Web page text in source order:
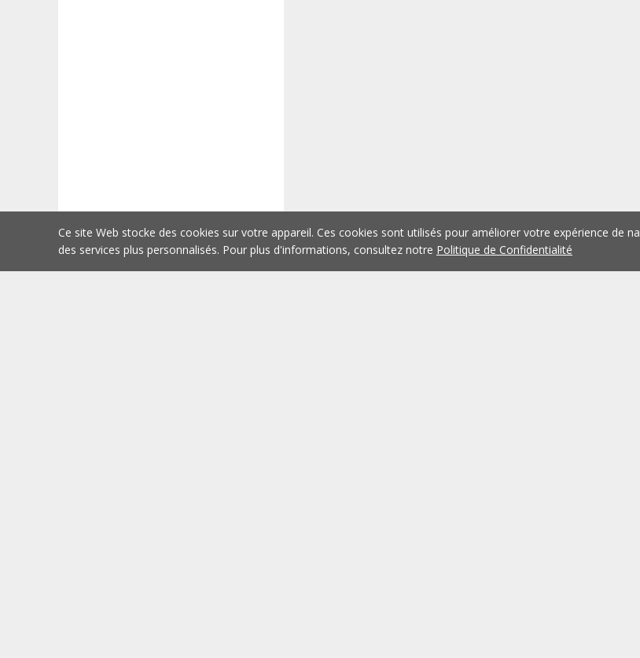
Ce site Web stocke des cookies sur votre appareil. Ces cookies sont utilisés pour améliorer votre expérience de
des services plus personnalisés. Pour plus d'informations, consultez notre Politique de Confidentialité